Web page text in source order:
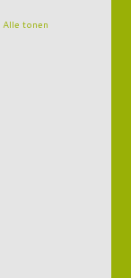
Alle tonen